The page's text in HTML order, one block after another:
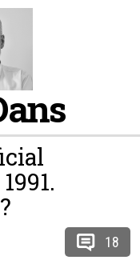
18